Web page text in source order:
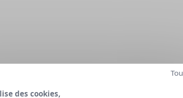
des cookies,